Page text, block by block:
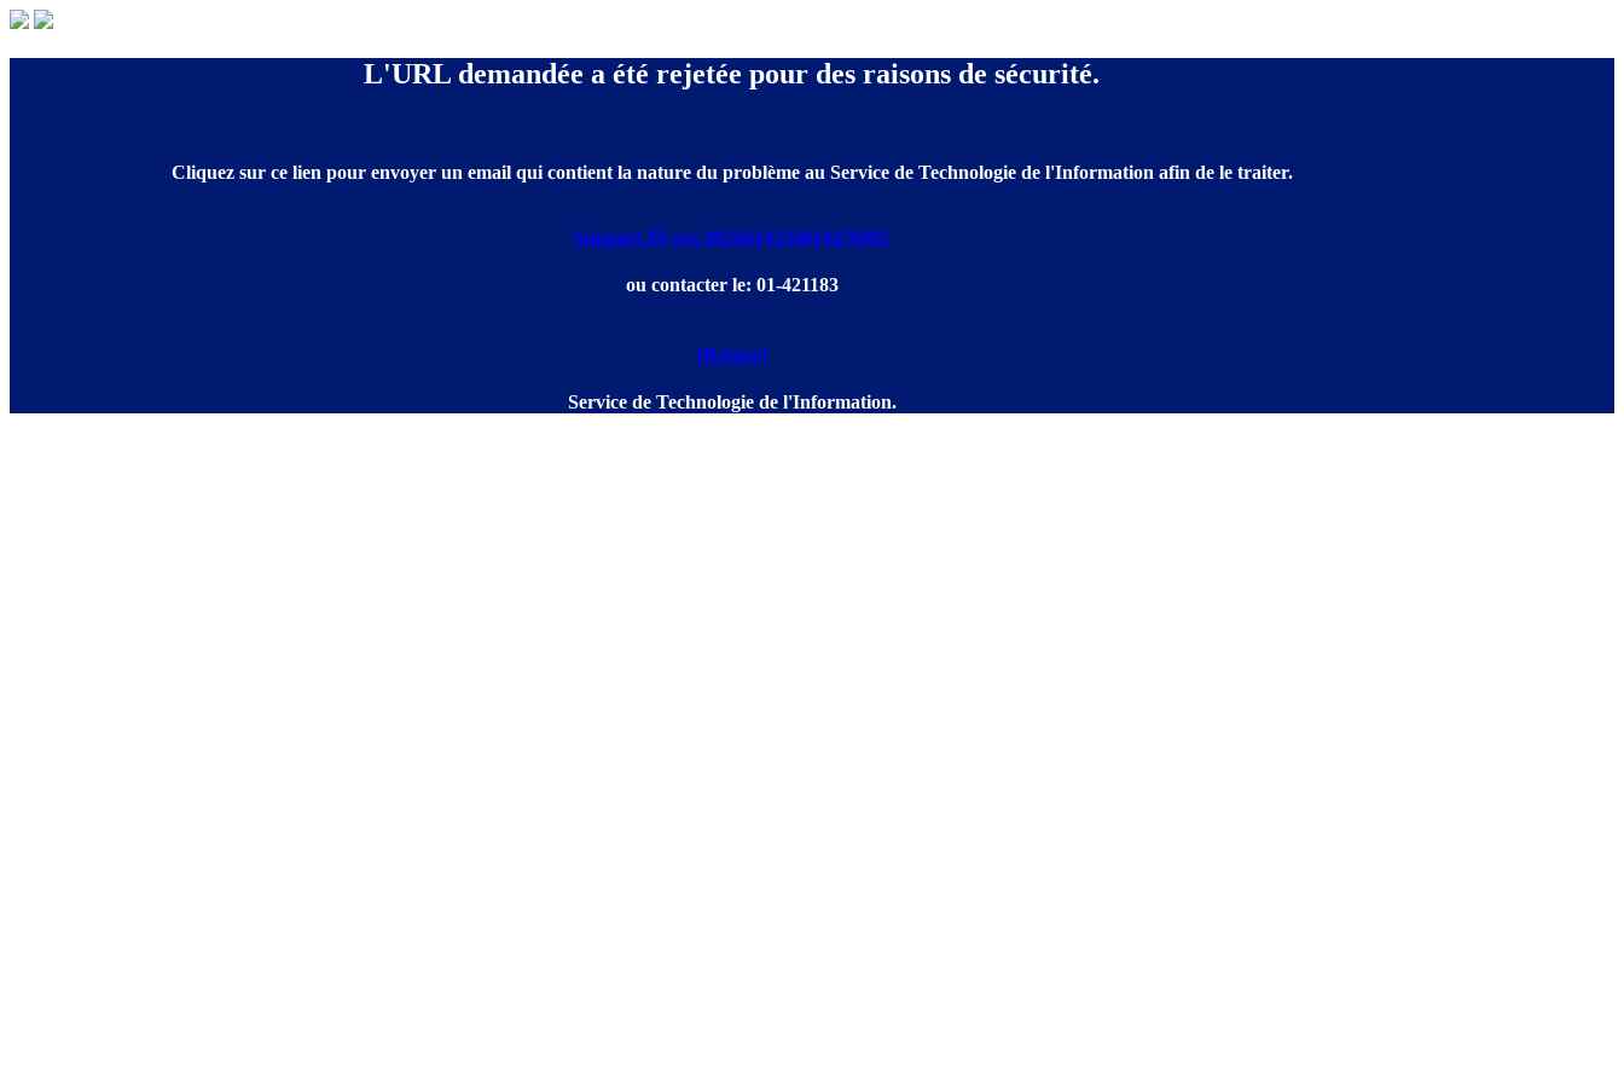
L'URL demandée a été rejetée pour des raisons de sécurité.
Cliquez sur ce lien pour envoyer un email qui contient la nature du problème au Service de Technologie de l'Information afin de le traiter.
Support ID est: 8026614234814476985
ou contacter le: 01-421183
[Retour]
Service de Technologie de l'Information.